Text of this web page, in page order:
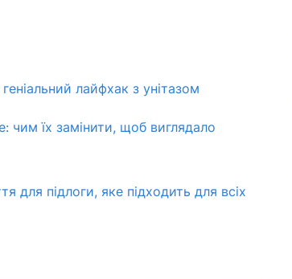
лайфхак з унітазом
чим їх замінити, щоб виглядало
для підлоги, яке підходить для всіх